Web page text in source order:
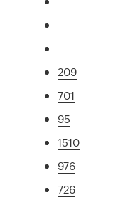
209
701
95
1510
976
726